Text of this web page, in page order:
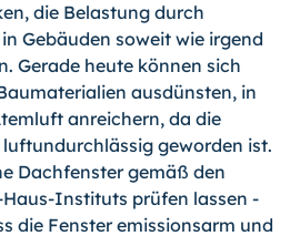
die Belastung durch
Gebäuden soweit wie irgend
Gerade heute können sich
aus­dünsten, in
anreichern, da die
geworden ist.
Dachfenster gemäß den
Haus-Instituts prüfen lassen -
die Fenster emissionsarm und